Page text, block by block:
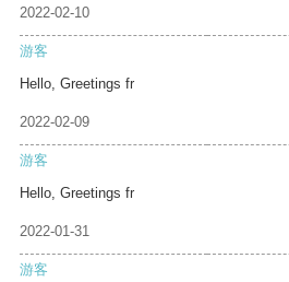
2022-02-10
游客
Hello, Greetings fr
2022-02-09
游客
Hello, Greetings fr
2022-01-31
游客